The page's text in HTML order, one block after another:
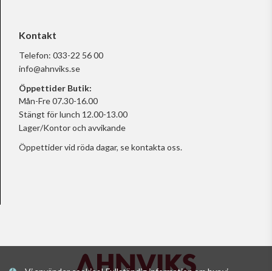
Kontakt
Telefon: 033-22 56 00
info@ahnviks.se
Öppettider Butik:
Mån-Fre 07.30-16.00
Stängt för lunch 12.00-13.00
Lager/Kontor och avvikande
Öppettider vid röda dagar, sekontakta oss.